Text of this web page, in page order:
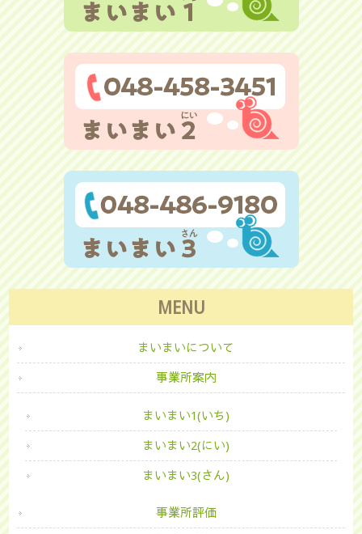
MENU
まいまいについて
事業所案内
まいまい1(いち)
まいまい2(にい)
まいまい3(さん)
事業所評価